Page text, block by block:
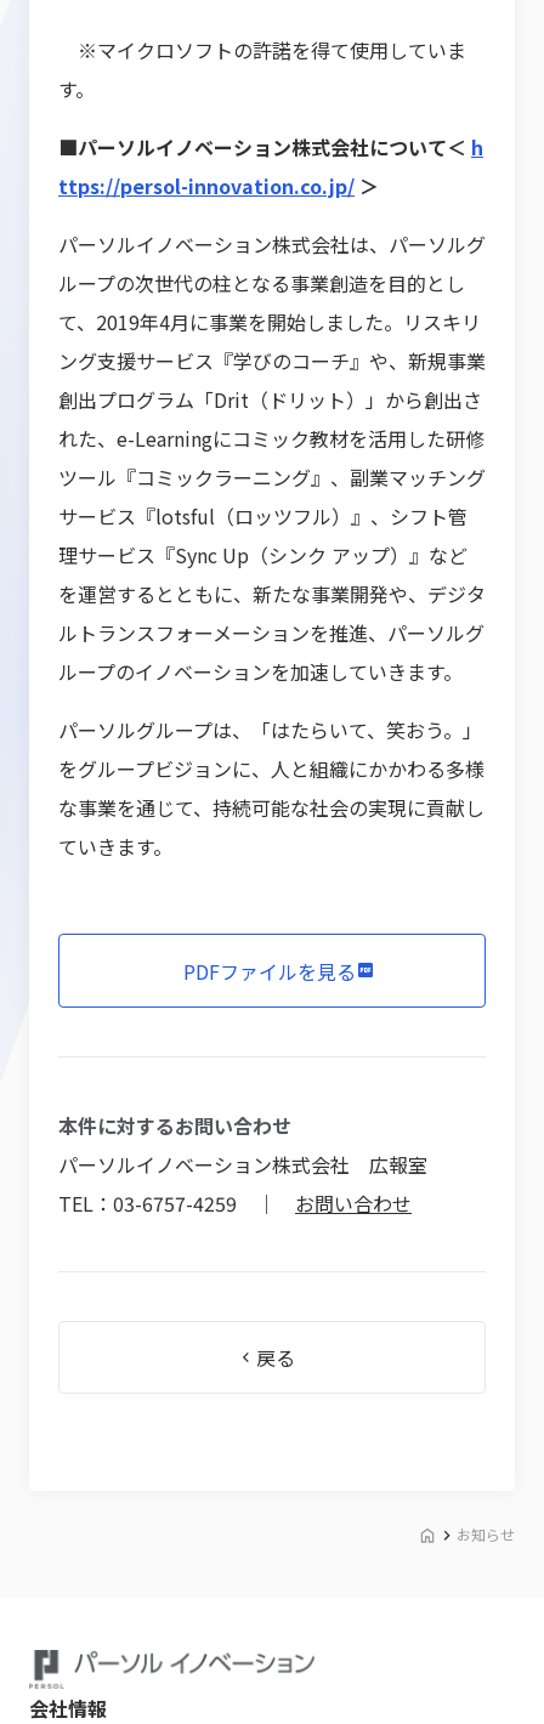
※マイクロソフトの許諾を得て使用していま
す。
■パーソルイノベーション株式会社について＜ h
ttps://persol-innovation.co.jp/ ＞
パーソルイノベーション株式会社は、パーソルグ
ループの次世代の柱となる事業創造を目的とし
て、2019年4月に事業を開始しました。リスキリ
ング支援サービス『学びのコーチ』や、新規事業
創出プログラム「Drit（ドリット）」から創出さ
れた、e-Learningにコミック教材を活用した研修
ツール『コミックラーニング』、副業マッチング
サービス『lotsful（ロッツフル）』、シフト管
理サービス『Sync Up（シンク アップ）』など
を運営するとともに、新たな事業開発や、デジタ
ルトランスフォーメーションを推進、パーソルグ
ループのイノベーションを加速していきます。
パーソルグループは、「はたらいて、笑おう。」
をグループビジョンに、人と組織にかかわる多様
な事業を通じて、持続可能な社会の実現に貢献し
ていきます。
PDFファイルを見る
本件に対するお問い合わせ
パーソルイノベーション株式会社 広報室
TEL：03-6757-4259 ｜ お問い合わせ
戻る
お知らせ
会社情報